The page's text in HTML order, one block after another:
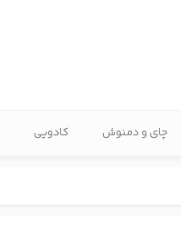
چای و دمنوش کادویی